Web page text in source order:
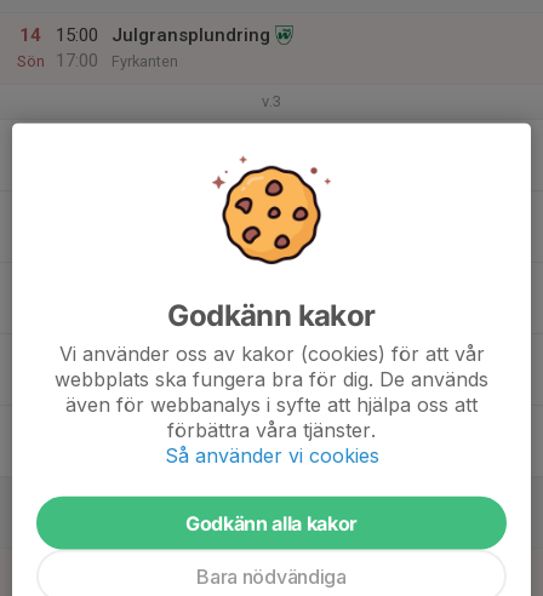
14
Sön
15:00
17:00
Julgransplundring
Fyrkanten
v.3
20:00
21:00
Träning
Hallevi C-Plan
Lör
Godkänn kakor
Vi använder oss av kakor (cookies) för att vår
webbplats ska fungera bra för dig. De används
även för webbanalys i syfte att hjälpa oss att
förbättra våra tjänster.
Så använder vi cookies
Godkänn alla kakor
Bara nödvändiga